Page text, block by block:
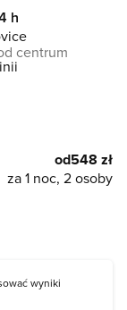
h
centrum
od548 zł
za 1 noc, 2 osoby
wyniki